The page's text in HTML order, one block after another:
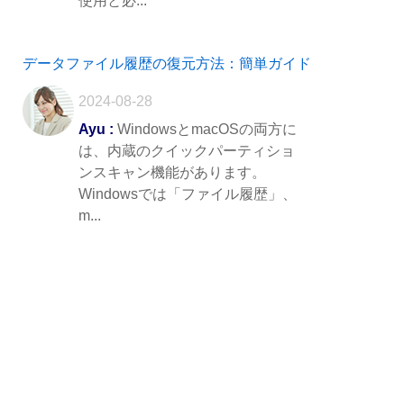
データファイル履歴の復元方法：簡単ガイド
2024-08-28
Ayu : WindowsとmacOSの両方に
は、内蔵のクイックパーティショ
ンスキャン機能があります。
Windowsでは「ファイル履歴」、
m...